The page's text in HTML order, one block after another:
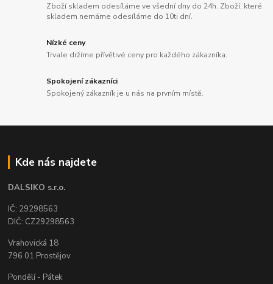
Zboží skladem odesíláme ve všední dny do 24h. Zboží, které
skladem nemáme odesíláme do 10ti dní.
Nízké ceny
Trvale držíme přívětivé ceny pro každého zákazníka.
Spokojení zákazníci
Spokojený zákazník je u nás na prvním místě.
Kde nás najdete
DALSIKO s.r.o.
IČ: 29298563
DIČ: CZ29298563
Vrahovická 18
796 01 Prostějov
Pondělí - Pátek